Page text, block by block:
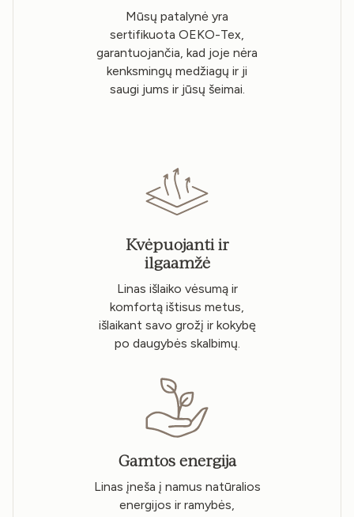
Mūsų patalynė yra
sertifikuota OEKO-Tex,
garantuojančia, kad joje nėra
kenksmingų medžiagų ir ji
saugi jums ir jūsų šeimai.
Kvėpuojanti ir
ilgaamžė
Linas išlaiko vėsumą ir
komfortą ištisus metus,
išlaikant savo grožį ir kokybę
po daugybės skalbimų.
Gamtos energija
Linas įneša į namus natūralios
energijos ir ramybės,